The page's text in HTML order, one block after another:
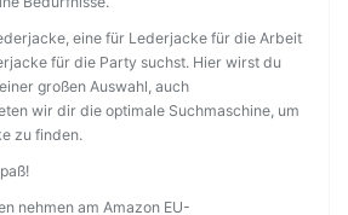
eine für Lederjacke für die Arbeit
für die Party suchst. Hier wirst du
großen Auswahl, auch
wir dir die optimale Suchmaschine, um
zu finden.
nehmen am Amazon EU-